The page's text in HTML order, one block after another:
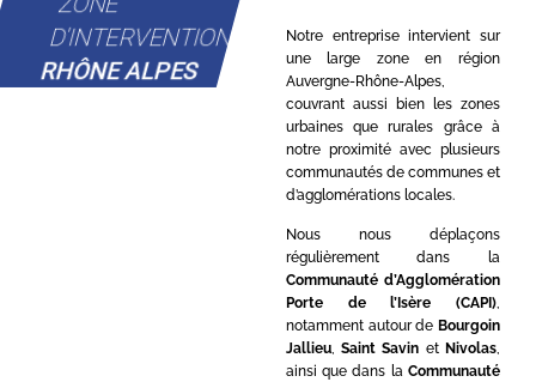
D'INTERVENTION
RHÔNE ALPES
Notre entreprise intervient sur
une large zone en région
Auvergne-Rhône-Alpes,
couvrant aussi bien les zones
urbaines que rurales grâce à
notre proximité avec plusieurs
communautés de communes et
d’agglomérations locales.
Nous nous déplaçons
régulièrement dans la
Communauté d’Agglomération
Porte de l’Isère (CAPI),
notamment autour de Bourgoin
Jallieu,Saint Savin et Nivolas,
ainsi que dans la Communauté